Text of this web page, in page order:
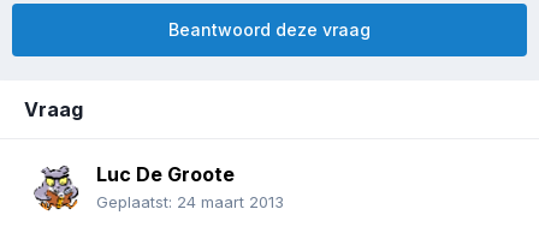
Beantwoord deze vraag
Vraag
Luc De Groote
Geplaatst: 24 maart 2013